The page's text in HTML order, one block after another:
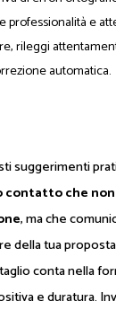
professionalità e
rileggi
automatica.
suggerimenti
contatto che
, ma che
della tua
conta nella
e duratura.